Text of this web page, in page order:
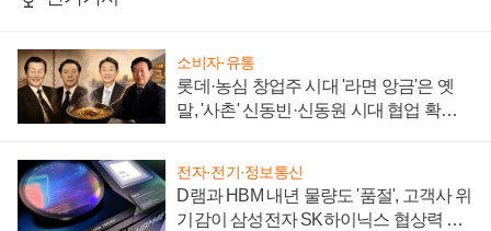
소비자·유통
롯데·농심 창업주 시대 '라면 앙금'은 옛
말, '사촌' 신동빈·신동원 시대 협업 확대
전자·전기·정보통신
D램과 HBM 내년 물량도 '품절', 고객사 위
기감이 삼성전자 SK하이닉스 협상력 더